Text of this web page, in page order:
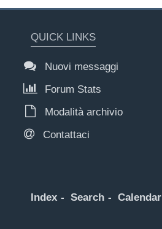
QUICK LINKS
Nuovi messaggi
Forum Stats
Modalità archivio
Contattaci
Index Search Calendar